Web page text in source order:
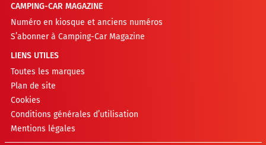
CAMPING-CAR MAGAZINE
Numéro en kiosque et anciens numéros
S’abonner à Camping-Car Magazine
LIENS UTILES
Toutes les marques
Plan de site
Cookies
Conditions générales d’utilisation
Mentions légales